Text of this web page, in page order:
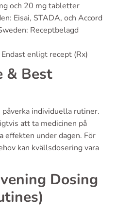
och 20 mg tabletter
Eisai, STADA, och Accord
Receptbelagd
enligt recept (Rx)
& Best
påverka individuella rutiner.
att ta medicinen på
effekten under dagen. För
kan kvällsdosering vara
Dosing